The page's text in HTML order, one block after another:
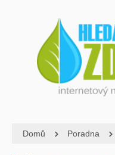
Domů Poradna